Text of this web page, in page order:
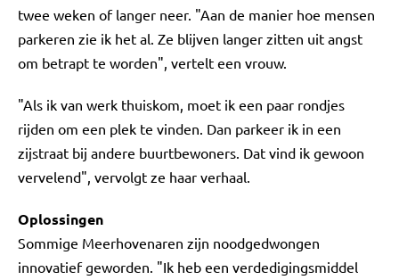
twee weken of langer neer. "Aan de manier hoe mensen
parkeren zie ik het al. Ze blijven langer zitten uit angst
om betrapt te worden", vertelt een vrouw.
"Als ik van werk thuiskom, moet ik een paar rondjes
rijden om een plek te vinden. Dan parkeer ik in een
zijstraat bij andere buurtbewoners. Dat vind ik gewoon
vervelend", vervolgt ze haar verhaal.
Oplossingen
Sommige Meerhovenaren zijn noodgedwongen
innovatief geworden. "Ik heb een verdedigingsmiddel